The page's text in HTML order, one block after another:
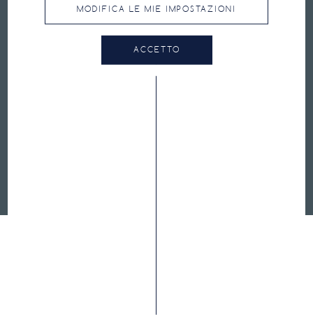
MODIFICA LE MIE IMPOSTAZIONI
ACCETTO